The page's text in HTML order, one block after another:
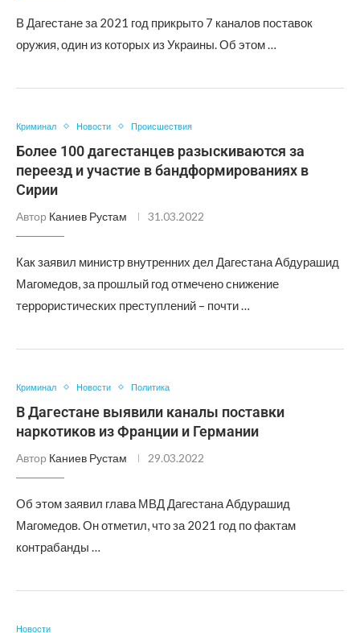
В Дагестане за 2021 год прикрыто 7 каналов поставок
оружия, один из которых из Украины. Об этом …
Криминал Новости Происшествия
Более 100 дагестанцев разыскиваются за
переезд и участие в бандформированиях в
Сирии
Автор Каниев Рустам 31.03.2022
Как заявил министр внутренних дел Дагестана Абдурашид
Магомедов, за прошлый год отмечено снижение
террористических преступлений – почти …
Криминал Новости Политика
В Дагестане выявили каналы поставки
наркотиков из Франции и Германии
Автор Каниев Рустам 29.03.2022
Об этом заявил глава МВД Дагестана Абдурашид
Магомедов. Он отметил, что за 2021 год по фактам
контрабанды …
Новости